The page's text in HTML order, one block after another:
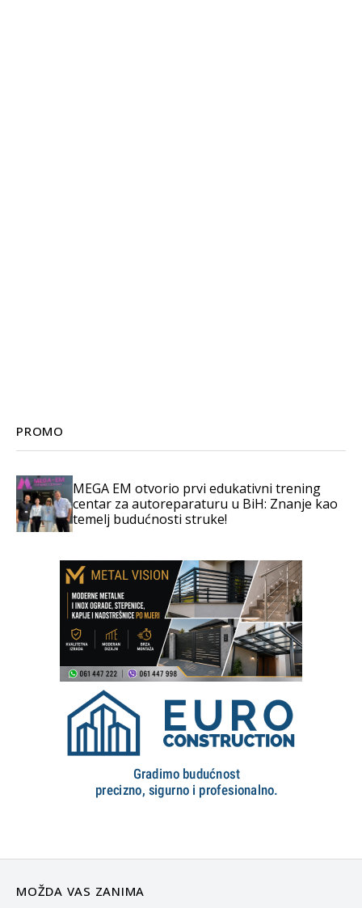
PROMO
MEGA EM otvorio prvi edukativni trening
centar za autoreparaturu u BiH: Znanje kao
temelj budućnosti struke!
MOŽDA VAS ZANIMA